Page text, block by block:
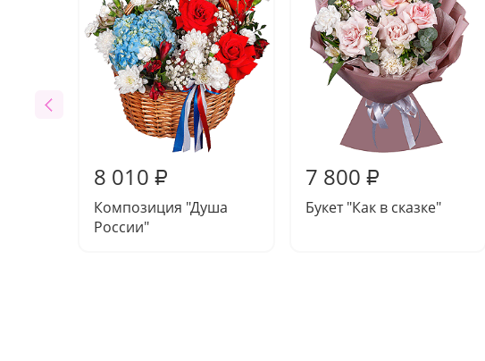
8 010 ₽
Композиция "Душа
России"
7 800 ₽
Букет "Как в сказке"